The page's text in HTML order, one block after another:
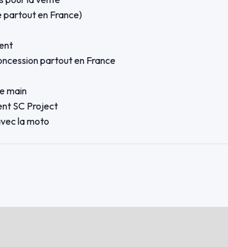
partout en France)
partout en France
main
SC Project
la moto